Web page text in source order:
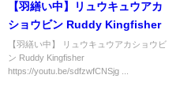
【羽繕い中】リュウキュウアカ
ショウビン Ruddy Kingfisher
【羽繕い中】 リュウキュウアカショウビ
ン Ruddy Kingfisher
https://youtu.be/sdfzwfCNSjg ...